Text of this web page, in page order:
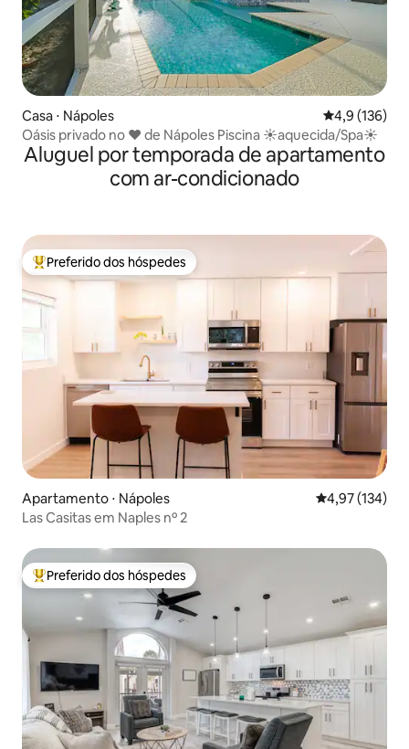
Casa ⋅ Nápoles 4,9 de uma
4,9 (136)
Oásis privado no ♥ de Nápoles Piscina ☀aquecida/Spa☀
Aluguel por temporada de apartamento
com ar-condicionado
Entre os melhores preferidos dos hóspedes
Preferido dos hóspedes
Apartamento ⋅ Nápoles 4,97 de uma
4,97 (134)
Las Casitas em Naples nº 2
Entre os melhores preferidos dos hóspedes
Preferido dos hóspedes